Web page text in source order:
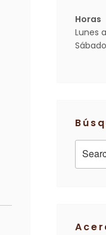
Horas
Lunes
for: